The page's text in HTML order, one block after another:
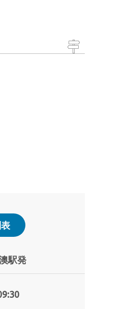
駅発